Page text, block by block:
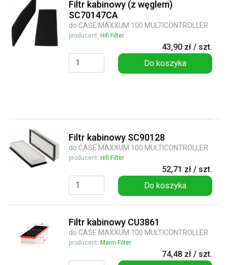
Filtr kabinowy (z węglem)
SC70147CA
do CASE MAXXUM 100 MULTICONTROLLER
producent: Hifi Filter
43,90 zł / szt.
Do koszyka
Filtr kabinowy SC90128
do CASE MAXXUM 100 MULTICONTROLLER
producent: Hifi Filter
52,71 zł / szt.
Do koszyka
Filtr kabinowy CU3861
do CASE MAXXUM 100 MULTICONTROLLER
producent: Mann Filter
74,48 zł / szt.